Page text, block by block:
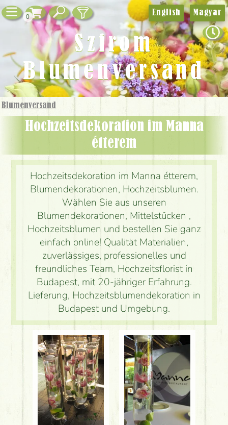
0
Blumenversand
Hochzeitsdekoration im Manna
étterem
Hochzeitsdekoration im Manna étterem,
Blumendekorationen, Hochzeitsblumen.
Wählen Sie aus unseren
Blumendekorationen, Mittelstücken ,
Hochzeitsblumen und bestellen Sie ganz
einfach online! Qualität Materialien,
zuverlässiges, professionelles und
freundliches Team, Hochzeitsflorist in
Budapest, mit 20-jähriger Erfahrung.
Lieferung, Hochzeitsblumendekoration in
Budapest und Umgebung.
English Magyar
Szirom
Blumenversand